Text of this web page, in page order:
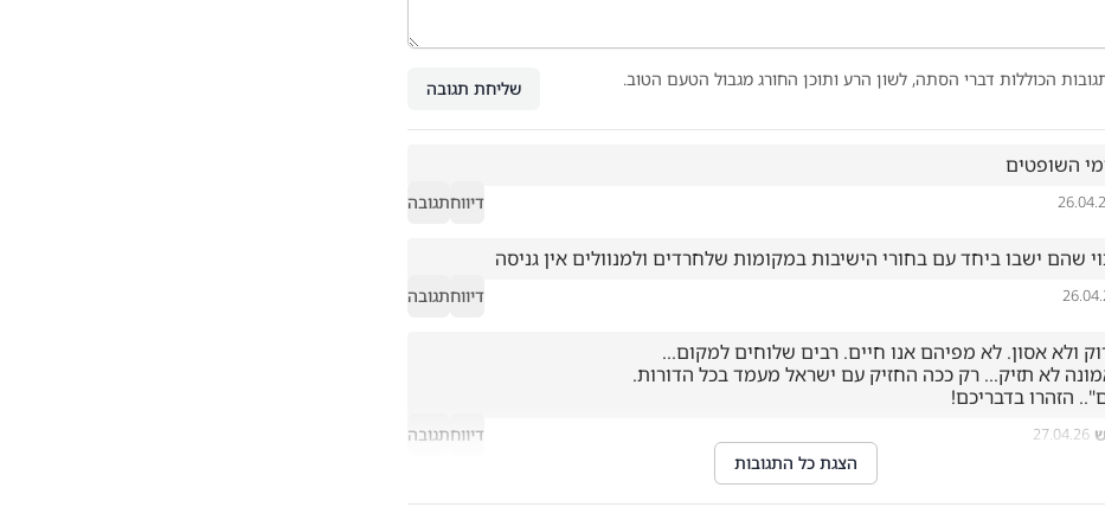
הכוללות דברי הסתה, לשון הרע ותוכן החורג מגבול הטעם הטוב. שליחת תגובה
השופטים
דיווחתגובה
שהם ישבו ביחד עם בחורי הישיבות במקומות שלחרדים ולמנוולים אין גניסה
דיווחתגובה
הזהרו בדבריכם!
27.04.26 דיווחתגובה
עולם התורה התקיים עד להקמת המדינה, לא ככה? הוא ימשיך להתקיים כמו אז רק בלי הטבות
הצגת כל התגובות